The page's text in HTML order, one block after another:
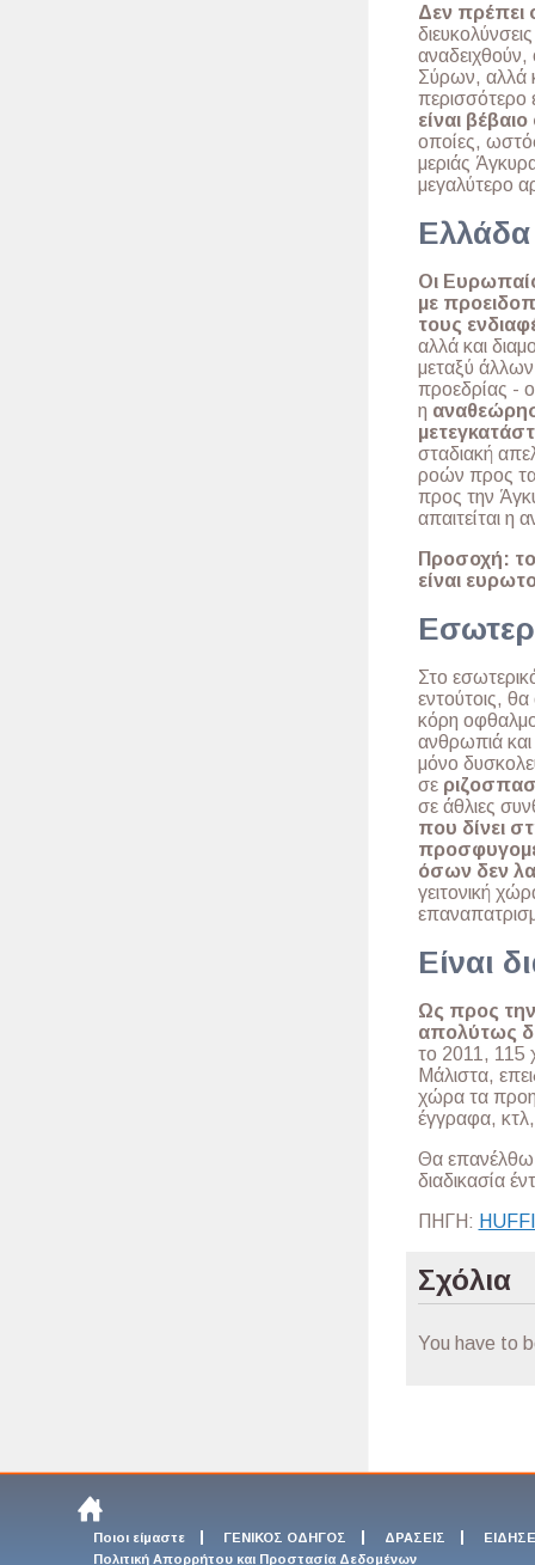
Δεν πρέπει
Σύρων, αλλά
περισσότερο
είναι
οποίες,
μεριάς
μεγαλύτερο
Οι
με
τους
αλλά και
μεταξύ
προεδρίας -
η
σταδιακή
ροών προς τα
προς την
απαιτείται
Προσοχή: το
είναι
Στο
εντούτοις,
κόρη
ανθρωπιά
μόνο
σε
σε άθλιες
που δίνει
όσων δεν
γειτονική
Είναι
Ως προς την
απολύτως
το 2011, 115
Μάλιστα,
χώρα τα
έγγραφα,
Θα επανέλθω
διαδικασία
ΠΗΓΗ:
Σχόλια
You have to
Ποιοι είμαστε ΓΕΝΙΚΟΣ ΟΔΗΓΟΣ ΔΡΑΣΕΙΣ
Πολιτική Απορρήτου και Προστασία Δεδομένων